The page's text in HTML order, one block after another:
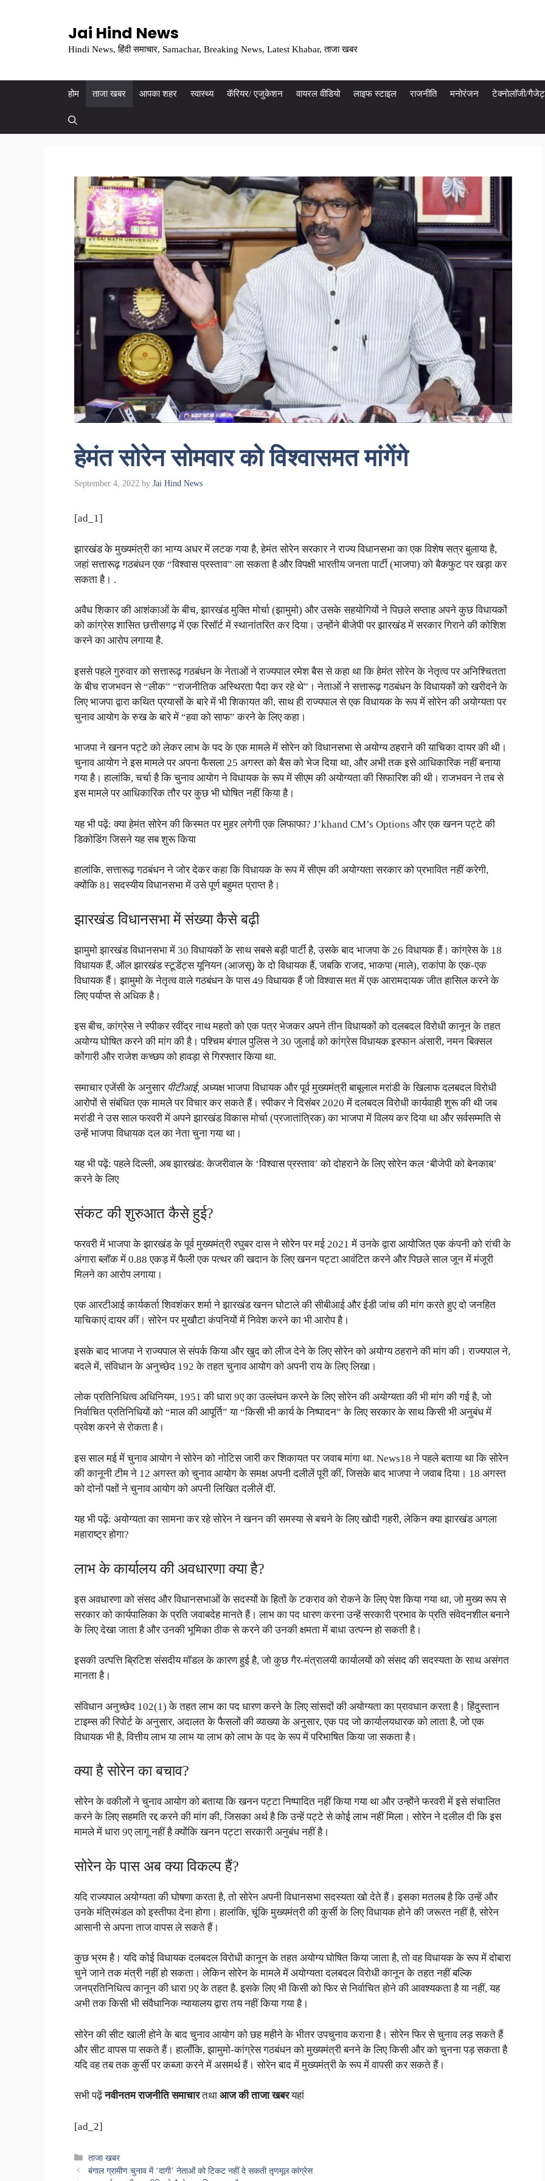
Jai Hind News
Hindi News, हिंदी समाचार, Samachar, Breaking News, Latest Khabar, ताजा खबर
होम ताजा खबर आपका शहर स्वास्थ्य कॅरियर/ एजुकेशन वायरल वीडियो लाइफ स्टाइल राजनीति मनोरंजन टेक्नाेलाॅजी/
हेमंत सोरेन सोमवार को विश्वासमत मांगेंगे
September 4, 2022 by Jai Hind News
[ad_1]
झारखंड के मुख्यमंत्री का भाग्य अधर में लटक गया है, हेमंत सोरेन सरकार ने राज्य विधानसभा का एक विशेष सत्र बुलाया है,
जहां सत्तारूढ़ गठबंधन एक “विश्वास प्रस्ताव” ला सकता है और विपक्षी भारतीय जनता पार्टी (भाजपा) को बैकफुट पर खड़ा कर
सकता है। .
अवैध शिकार की आशंकाओं के बीच, झारखंड मुक्ति मोर्चा (झामुमो) और उसके सहयोगियों ने पिछले सप्ताह अपने कुछ विधायकों
को कांग्रेस शासित छत्तीसगढ़ में एक रिसॉर्ट में स्थानांतरित कर दिया। उन्होंने बीजेपी पर झारखंड में सरकार गिराने की कोशिश
करने का आरोप लगाया है.
इससे पहले गुरुवार को सत्तारूढ़ गठबंधन के नेताओं ने राज्यपाल रमेश बैस से कहा था कि हेमंत सोरेन के नेतृत्व पर अनिश्चितता
के बीच राजभवन से “लीक” “राजनीतिक अस्थिरता पैदा कर रहे थे”। नेताओं ने सत्तारूढ़ गठबंधन के विधायकों को खरीदने के
लिए भाजपा द्वारा कथित प्रयासों के बारे में भी शिकायत की, साथ ही राज्यपाल से एक विधायक के रूप में सोरेन की अयोग्यता पर
चुनाव आयोग के रुख के बारे में “हवा को साफ” करने के लिए कहा।
भाजपा ने खनन पट्टे को लेकर लाभ के पद के एक मामले में सोरेन को विधानसभा से अयोग्य ठहराने की याचिका दायर की थी।
चुनाव आयोग ने इस मामले पर अपना फैसला 25 अगस्त को बैस को भेज दिया था, और अभी तक इसे आधिकारिक नहीं बनाया
गया है। हालांकि, चर्चा है कि चुनाव आयोग ने विधायक के रूप में सीएम की अयोग्यता की सिफारिश की थी। राजभवन ने तब से
इस मामले पर आधिकारिक तौर पर कुछ भी घोषित नहीं किया है।
यह भी पढ़ें: क्या हेमंत सोरेन की किस्मत पर मुहर लगेगी एक लिफाफा? J’khand CM’s Options और एक खनन पट्टे की
डिकोडिंग जिसने यह सब शुरू किया
हालांकि, सत्तारूढ़ गठबंधन ने जोर देकर कहा कि विधायक के रूप में सीएम की अयोग्यता सरकार को प्रभावित नहीं करेगी,
क्योंकि 81 सदस्यीय विधानसभा में उसे पूर्ण बहुमत प्राप्त है।
झारखंड विधानसभा में संख्या कैसे बढ़ी
झामुमो झारखंड विधानसभा में 30 विधायकों के साथ सबसे बड़ी पार्टी है, उसके बाद भाजपा के 26 विधायक हैं। कांग्रेस के 18
विधायक हैं, ऑल झारखंड स्टूडेंट्स यूनियन (आजसू) के दो विधायक हैं, जबकि राजद, भाकपा (माले), राकांपा के एक-एक
विधायक हैं। झामुमो के नेतृत्व वाले गठबंधन के पास 49 विधायक हैं जो विश्वास मत में एक आरामदायक जीत हासिल करने के
लिए पर्याप्त से अधिक है।
इस बीच, कांग्रेस ने स्पीकर रवींद्र नाथ महतो को एक पत्र भेजकर अपने तीन विधायकों को दलबदल विरोधी कानून के तहत
अयोग्य घोषित करने की मांग की है। पश्चिम बंगाल पुलिस ने 30 जुलाई को कांग्रेस विधायक इरफान अंसारी, नमन बिक्सल
कोंगारी और राजेश कच्छप को हावड़ा से गिरफ्तार किया था.
समाचार एजेंसी के अनुसार पीटीआई, अध्यक्ष भाजपा विधायक और पूर्व मुख्यमंत्री बाबूलाल मरांडी के खिलाफ दलबदल विरोधी
आरोपों से संबंधित एक मामले पर विचार कर सकते हैं। स्पीकर ने दिसंबर 2020 में दलबदल विरोधी कार्यवाही शुरू की थी जब
मरांडी ने उस साल फरवरी में अपने झारखंड विकास मोर्चा (प्रजातांत्रिक) का भाजपा में विलय कर दिया था और सर्वसम्मति से
उन्हें भाजपा विधायक दल का नेता चुना गया था।
यह भी पढ़ें: पहले दिल्ली, अब झारखंड: केजरीवाल के ‘विश्वास प्रस्ताव’ को दोहराने के लिए सोरेन कल ‘बीजेपी को बेनकाब’
करने के लिए
संकट की शुरुआत कैसे हुई?
फरवरी में भाजपा के झारखंड के पूर्व मुख्यमंत्री रघुबर दास ने सोरेन पर मई 2021 में उनके द्वारा आयोजित एक कंपनी को रांची के
अंगारा ब्लॉक में 0.88 एकड़ में फैली एक पत्थर की खदान के लिए खनन पट्टा आवंटित करने और पिछले साल जून में मंजूरी
मिलने का आरोप लगाया।
एक आरटीआई कार्यकर्ता शिवशंकर शर्मा ने झारखंड खनन घोटाले की सीबीआई और ईडी जांच की मांग करते हुए दो जनहित
याचिकाएं दायर कीं। सोरेन पर मुखौटा कंपनियों में निवेश करने का भी आरोप है।
इसके बाद भाजपा ने राज्यपाल से संपर्क किया और खुद को लीज देने के लिए सोरेन को अयोग्य ठहराने की मांग की। राज्यपाल ने,
बदले में, संविधान के अनुच्छेद 192 के तहत चुनाव आयोग को अपनी राय के लिए लिखा।
लोक प्रतिनिधित्व अधिनियम, 1951 की धारा 9ए का उल्लंघन करने के लिए सोरेन की अयोग्यता की भी मांग की गई है, जो
निर्वाचित प्रतिनिधियों को “माल की आपूर्ति” या “किसी भी कार्य के निष्पादन” के लिए सरकार के साथ किसी भी अनुबंध में
प्रवेश करने से रोकता है।
इस साल मई में चुनाव आयोग ने सोरेन को नोटिस जारी कर शिकायत पर जवाब मांगा था. News18 ने पहले बताया था कि सोरेन
की कानूनी टीम ने 12 अगस्त को चुनाव आयोग के समक्ष अपनी दलीलें पूरी कीं, जिसके बाद भाजपा ने जवाब दिया। 18 अगस्त
को दोनों पक्षों ने चुनाव आयोग को अपनी लिखित दलीलें दीं.
यह भी पढ़ें: अयोग्यता का सामना कर रहे सोरेन ने खनन की समस्या से बचने के लिए खोदी गहरी, लेकिन क्या झारखंड अगला
महाराष्ट्र होगा?
लाभ के कार्यालय की अवधारणा क्या है?
इस अवधारणा को संसद और विधानसभाओं के सदस्यों के हितों के टकराव को रोकने के लिए पेश किया गया था, जो मुख्य रूप से
सरकार को कार्यपालिका के प्रति जवाबदेह मानते हैं। लाभ का पद धारण करना उन्हें सरकारी प्रभाव के प्रति संवेदनशील बनाने
के लिए देखा जाता है और उनकी भूमिका ठीक से करने की उनकी क्षमता में बाधा उत्पन्न हो सकती है।
इसकी उत्पत्ति ब्रिटिश संसदीय मॉडल के कारण हुई है, जो कुछ गैर-मंत्रालयी कार्यालयों को संसद की सदस्यता के साथ असंगत
मानता है।
संविधान अनुच्छेद 102(1) के तहत लाभ का पद धारण करने के लिए सांसदों की अयोग्यता का प्रावधान करता है। हिंदुस्तान
टाइम्स की रिपोर्ट के अनुसार, अदालत के फैसलों की व्याख्या के अनुसार, एक पद जो कार्यालयधारक को लाता है, जो एक
विधायक भी है, वित्तीय लाभ या लाभ या लाभ को लाभ के पद के रूप में परिभाषित किया जा सकता है।
क्या है सोरेन का बचाव?
सोरेन के वकीलों ने चुनाव आयोग को बताया कि खनन पट्टा निष्पादित नहीं किया गया था और उन्होंने फरवरी में इसे संचालित
करने के लिए सहमति रद्द करने की मांग की, जिसका अर्थ है कि उन्हें पट्टे से कोई लाभ नहीं मिला। सोरेन ने दलील दी कि इस
मामले में धारा 9ए लागू नहीं है क्योंकि खनन पट्टा सरकारी अनुबंध नहीं है।
सोरेन के पास अब क्या विकल्प हैं?
यदि राज्यपाल अयोग्यता की घोषणा करता है, तो सोरेन अपनी विधानसभा सदस्यता खो देते हैं। इसका मतलब है कि उन्हें और
उनके मंत्रिमंडल को इस्तीफा देना होगा। हालांकि, चूंकि मुख्यमंत्री की कुर्सी के लिए विधायक होने की जरूरत नहीं है, सोरेन
आसानी से अपना ताज वापस ले सकते हैं।
कुछ भ्रम है। यदि कोई विधायक दलबदल विरोधी कानून के तहत अयोग्य घोषित किया जाता है, तो वह विधायक के रूप में दोबारा
चुने जाने तक मंत्री नहीं हो सकता। लेकिन सोरेन के मामले में अयोग्यता दलबदल विरोधी कानून के तहत नहीं बल्कि
जनप्रतिनिधित्व कानून की धारा 9ए के तहत है. इसके लिए भी किसी को फिर से निर्वाचित होने की आवश्यकता है या नहीं, यह
अभी तक किसी भी संवैधानिक न्यायालय द्वारा तय नहीं किया गया है।
सोरेन की सीट खाली होने के बाद चुनाव आयोग को छह महीने के भीतर उपचुनाव कराना है। सोरेन फिर से चुनाव लड़ सकते हैं
और सीट वापस पा सकते हैं। हालाँकि, झामुमो-कांग्रेस गठबंधन को मुख्यमंत्री बनने के लिए किसी और को चुनना पड़ सकता है
यदि वह तब तक कुर्सी पर कब्जा करने में असमर्थ हैं। सोरेन बाद में मुख्यमंत्री के रूप में वापसी कर सकते हैं।
सभी पढ़ेंनवीनतम राजनीति समाचारतथा आज की ताजा खबरयहां
[ad_2]
Categories
ताजा खबर
बंगाल ग्रामीण चुनाव में ‘दागी’ नेताओं को टिकट नहीं दे सकती तृणमूल कांग्रेस